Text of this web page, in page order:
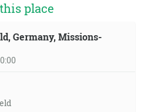
place
Germany, Missions-